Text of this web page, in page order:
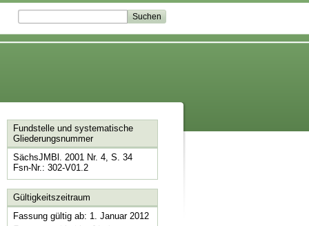
Fundstelle und systematische
Gliederungsnummer
SächsJMBl. 2001 Nr. 4, S. 34
Fsn-Nr.: 302-V01.2
Gültigkeitszeitraum
Fassung gültig ab: 1. Januar 2012